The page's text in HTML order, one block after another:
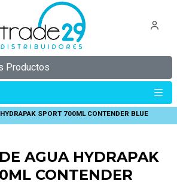
Productos
SPORT 700ML CONTENDER BLUE
AGUA HYDRAPAK
CONTENDER